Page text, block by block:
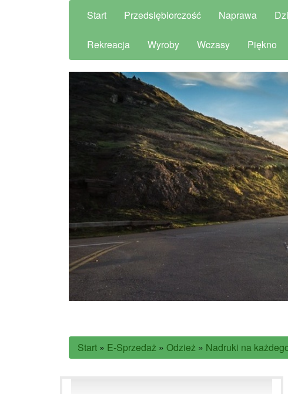
Start Przedsiębiorczość Naprawa
Rekreacja Wyroby Wczasy Piękno
Start » E-Sprzedaż » Odzież » Nadruki na